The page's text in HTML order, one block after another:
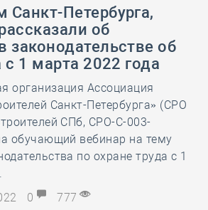
Санкт-Петербурга,
об
законодательстве об
с 1 марта 2022 года
организация Ассоциация
Санкт-Петербурга» (СРО
СПб, СРО-С-003-
обучающий вебинар на тему
по охране труда с 1
0 777